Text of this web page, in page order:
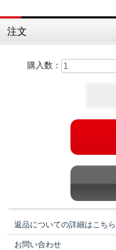
注文
購入数：
返品についての詳細はこちら
お問い合わせ